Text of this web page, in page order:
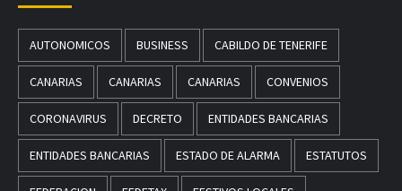
AUTONOMICOS BUSINESS CABILDO DE TENERIFE
CANARIAS CANARIAS CANARIAS CONVENIOS
CORONAVIRUS DECRETO ENTIDADES BANCARIAS
ENTIDADES BANCARIAS ESTADO DE ALARMA ESTATUTOS